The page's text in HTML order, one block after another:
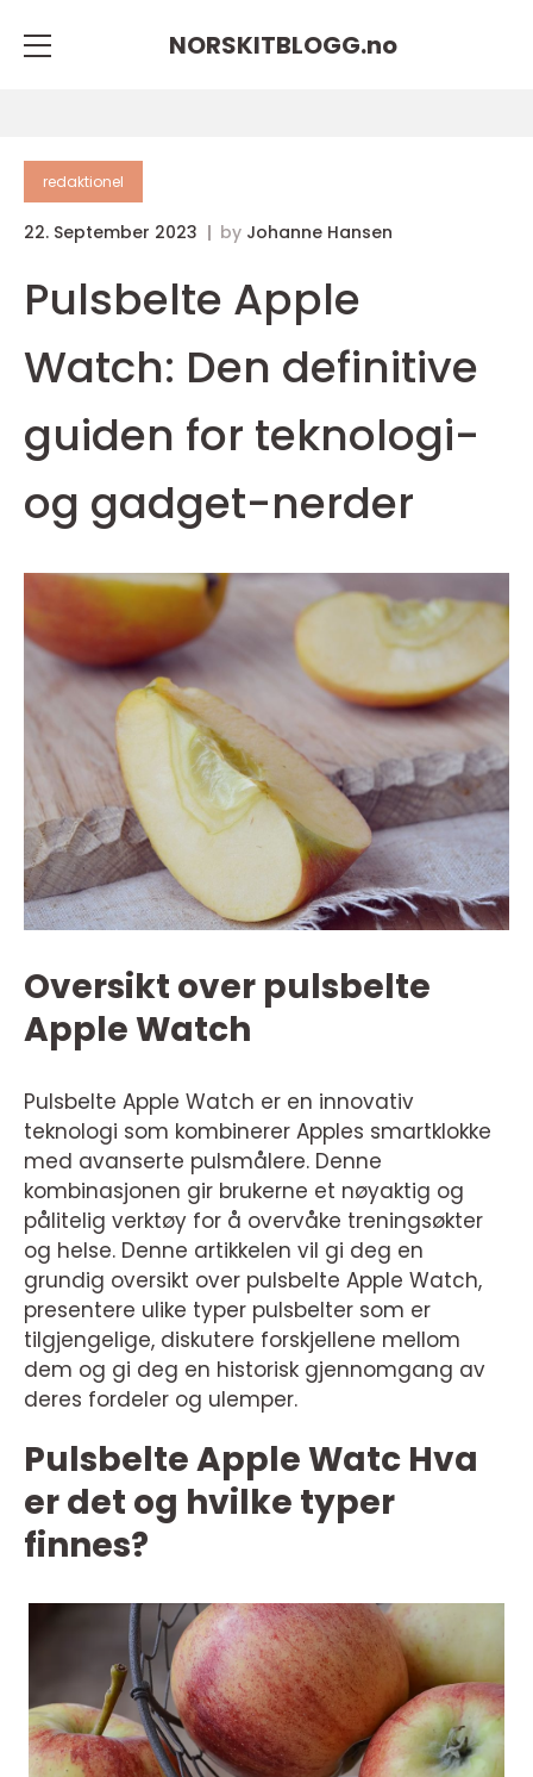
NORSKITBLOGG.no
redaktionel
22. September 2023 by Johanne Hansen
Pulsbelte Apple
Watch: Den definitive
guiden for teknologi-
og gadget-nerder
Oversikt over pulsbelte
Apple Watch
Pulsbelte Apple Watch er en innovativ
teknologi som kombinerer Apples smartklokke
med avanserte pulsmålere. Denne
kombinasjonen gir brukerne et nøyaktig og
pålitelig verktøy for å overvåke treningsøkter
og helse. Denne artikkelen vil gi deg en
grundig oversikt over pulsbelte Apple Watch,
presentere ulike typer pulsbelter som er
tilgjengelige, diskutere forskjellene mellom
dem og gi deg en historisk gjennomgang av
deres fordeler og ulemper.
Pulsbelte Apple Watc Hva
er det og hvilke typer
finnes?